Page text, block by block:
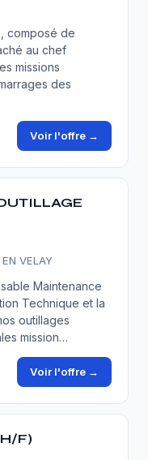
composé de
au chef
missions
des
Voir l'offre →
VELAY
Maintenance
Technique et la
outillages
mission…
Voir l'offre →
F)